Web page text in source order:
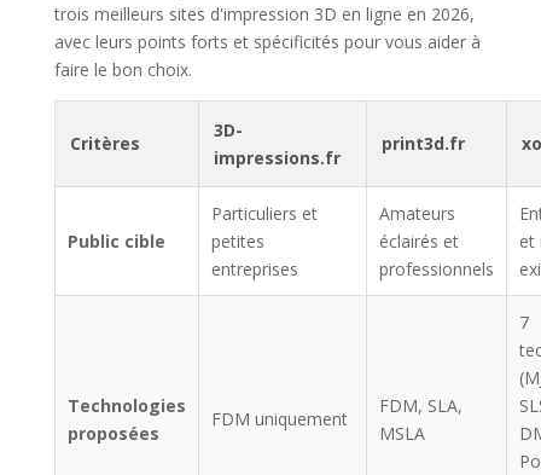
trois meilleurs sites d'impression 3D en ligne en 2026,
avec leurs points forts et spécificités pour vous aider à
faire le bon choix.
Critères
3D-
impressions.fr
print3d.fr
Public cible
Particuliers et
petites
entreprises
Amateurs
éclairés et
professionnels
et
Technologies
proposées
FDM uniquement
FDM, SLA,
MSLA
7